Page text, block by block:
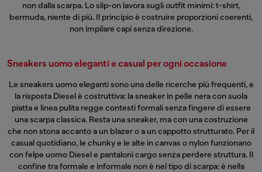
non dalla scarpa. Lo slip-on lavora sugli outfit minimi: t-shirt,
bermuda, niente di più. Il principio è costruire proporzioni coerenti,
non impilare capi senza direzione.
Sneakers uomo eleganti e casual per ogni occasione
Le sneakers uomo eleganti sono una delle ricerche più frequenti, e
la risposta Diesel è costruttiva: la sneaker in pelle nera con suola
piatta e linea pulita regge contesti formali senza fingere di essere
una scarpa classica. Resta una sneaker, ma con una costruzione
che non stona accanto a un blazer o a un cappotto strutturato. Per il
casual quotidiano, le chunky e le alte in canvas o nylon funzionano
confelpe uomoDiesel e pantaloni cargo senza perdere struttura. Il
confine tra formale e informale non è nel tipo di scarpa: è nella